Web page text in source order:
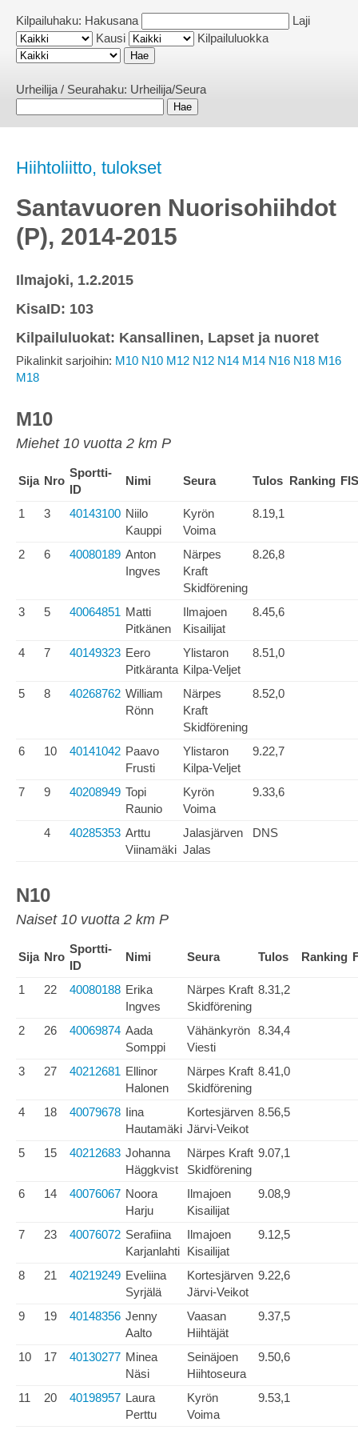
Kilpailuhaku: Hakusana
Laji
Kausi
Kilpailuluokka
Urheilija / Seurahaku: Urheilija/Seura
Hiihtoliitto, tulokset
Santavuoren Nuorisohiihdot
(P), 2014-2015
Ilmajoki, 1.2.2015
KisaID: 103
Kilpailuluokat: Kansallinen, Lapset ja nuoret
Pikalinkit sarjoihin: M10 N10 M12 N12 N14 M14 N16 N18 M16
M18
M10
Miehet 10 vuotta 2 km P
Sija Nro
Sportti-
ID
Nimi Seura Tulos Ranking FIS
1 3 40143100 Niilo
Kauppi
Kyrön
Voima
8.19,1
2 6 40080189 Anton
Ingves
Närpes
Kraft
Skidförening
8.26,8
3 5 40064851 Matti
Pitkänen
Ilmajoen
Kisailijat
8.45,6
4 7 40149323 Eero
Pitkäranta
Ylistaron
Kilpa-Veljet
8.51,0
5 8 40268762 William
Rönn
Närpes
Kraft
Skidförening
8.52,0
6 10 40141042 Paavo
Frusti
Ylistaron
Kilpa-Veljet
9.22,7
7 9 40208949 Topi
Raunio
Kyrön
Voima
9.33,6
4 40285353 Arttu
Viinamäki
Jalasjärven
Jalas
DNS
N10
Naiset 10 vuotta 2 km P
Sija Nro
Sportti-
ID
Nimi Seura Tulos Ranking
1 22 40080188 Erika
Ingves
Närpes Kraft
Skidförening
8.31,2
2 26 40069874 Aada
Somppi
Vähänkyrön
Viesti
8.34,4
3 27 40212681 Ellinor
Halonen
Närpes Kraft
Skidförening
8.41,0
4 18 40079678 Iina
Hautamäki
Kortesjärven
Järvi-Veikot
8.56,5
5 15 40212683 Johanna
Häggkvist
Närpes Kraft
Skidförening
9.07,1
6 14 40076067 Noora
Harju
Ilmajoen
Kisailijat
9.08,9
7 23 40076072 Serafiina
Karjanlahti
Ilmajoen
Kisailijat
9.12,5
8 21 40219249 Eveliina
Syrjälä
Kortesjärven
Järvi-Veikot
9.22,6
9 19 40148356 Jenny
Aalto
Vaasan
Hiihtäjät
9.37,5
10 17 40130277 Minea
Näsi
Seinäjoen
Hiihtoseura
9.50,6
11 20 40198957 Laura
Perttu
Kyrön
Voima
9.53,1